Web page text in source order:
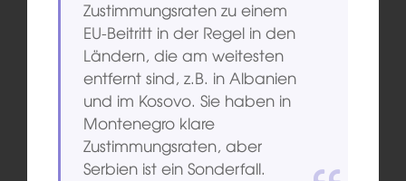
Zustimmungsraten zu einem
EU-Beitritt in der Regel in den
Ländern, die am weitesten
entfernt sind, z.B. in Albanien
und im Kosovo. Sie haben in
Montenegro klare
Zustimmungsraten, aber
Serbien ist ein Sonderfall.